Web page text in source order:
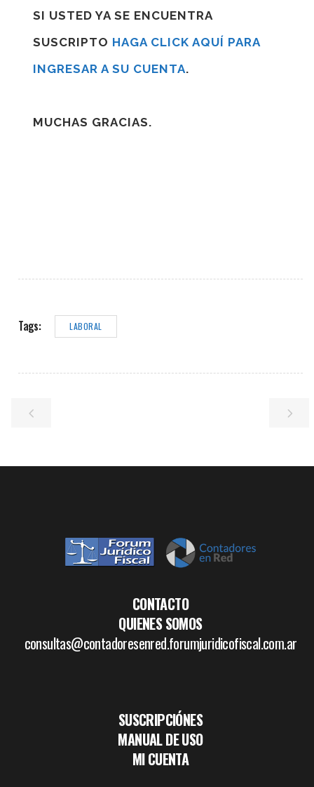
SI USTED YA SE ENCUENTRA
SUSCRIPTO HAGA CLICK AQUÍ PARA
INGRESAR A SU CUENTA.
MUCHAS GRACIAS.
Tags: LABORAL
CONTACTO
QUIENES SOMOS
consultas@contadoresenred.forumjuridicofiscal.com.ar
SUSCRIPCIÓNES
MANUAL DE USO
MI CUENTA